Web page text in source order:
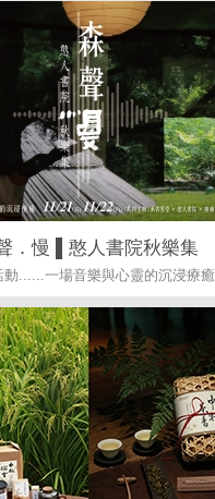
．慢 ▌憨人書院秋樂集
動......一場音樂與心靈的沉浸療癒